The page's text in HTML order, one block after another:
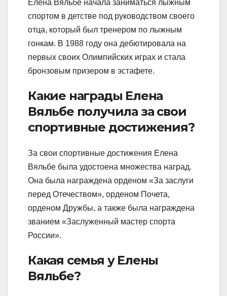
Елена Вяльбе начала заниматься лыжным
спортом в детстве под руководством своего
отца, который был тренером по лыжным
гонкам. В 1988 году она дебютировала на
первых своих Олимпийских играх и стала
бронзовым призером в эстафете.
Какие награды Елена
Вяльбе получила за свои
спортивные достижения?
За свои спортивные достижения Елена
Вяльбе была удостоена множества наград.
Она была награждена орденом «За заслуги
перед Отечеством», орденом Почета,
орденом Дружбы, а также была награждена
званием «Заслуженный мастер спорта
России».
Какая семья у Елены
Вяльбе?